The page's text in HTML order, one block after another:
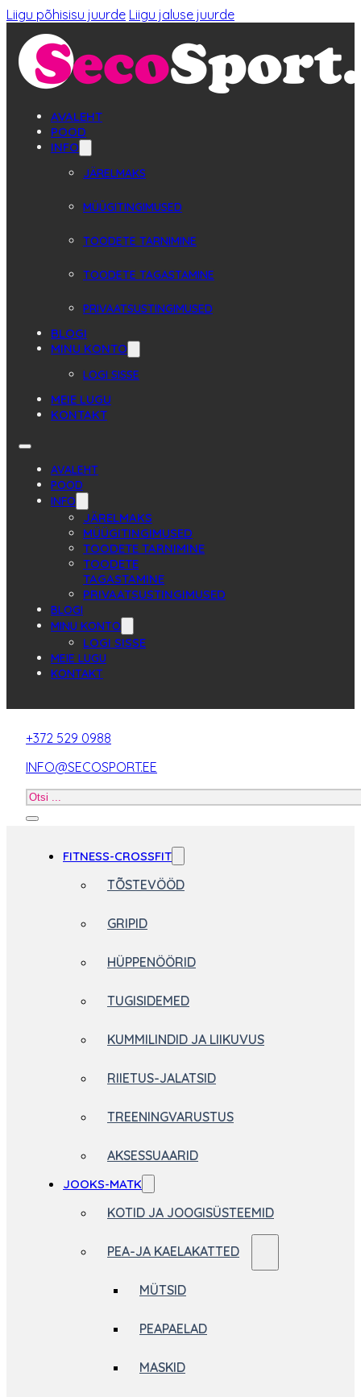
Liigu põhisisu juurde Liigu jaluse juurde
AVALEHT
POOD
INFO
JÄRELMAKS
MÜÜGITINGIMUSED
TOODETE TARNIMINE
TOODETE TAGASTAMINE
PRIVAATSUSTINGIMUSED
BLOGI
MINU KONTO
LOGI SISSE
MEIE LUGU
KONTAKT
AVALEHT
POOD
INFO
JÄRELMAKS
MÜÜGITINGIMUSED
TOODETE TARNIMINE
TOODETE
TAGASTAMINE
PRIVAATSUSTINGIMUSED
BLOGI
MINU KONTO
LOGI SISSE
MEIE LUGU
KONTAKT
+372 529 0988
INFO@SECOSPORT.EE
Otsi
FITNESS-CROSSFIT
TÕSTEVÖÖD
GRIPID
HÜPPENÖÖRID
TUGISIDEMED
KUMMILINDID JA LIIKUVUS
RIIETUS-JALATSID
TREENINGVARUSTUS
AKSESSUAARID
JOOKS-MATK
KOTID JA JOOGISÜSTEEMID
PEA-JA KAELAKATTED
MÜTSID
PEAPAELAD
MASKID